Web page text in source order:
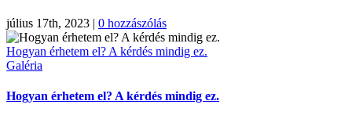
július 17th, 2023 | 0 hozzászólás
Hogyan érhetem el? A kérdés mindig ez.
Galéria
Hogyan érhetem el? A kérdés mindig ez.